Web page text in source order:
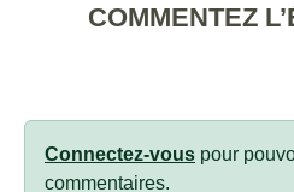
COMMENTEZ
Connectez-vous pour
commentaires.